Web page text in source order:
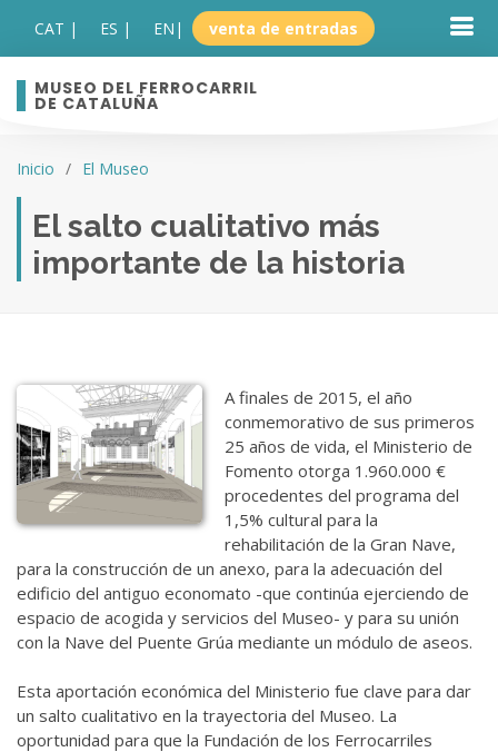
CAT | ES | EN | venta de entradas
MUSEO DEL FERROCARRIL
DE CATALUÑA
Inicio El Museo
El salto cualitativo más
importante de la historia
A finales de 2015, el año
conmemorativo de sus primeros
25 años de vida, el Ministerio de
Fomento otorga 1.960.000 €
procedentes del programa del
1,5% cultural para la
rehabilitación de la Gran Nave,
para la construcción de un anexo, para la adecuación del
edificio del antiguo economato -que continúa ejerciendo de
espacio de acogida y servicios del Museo- y para su unión
con la Nave del Puente Grúa mediante un módulo de aseos.
Esta aportación económica del Ministerio fue clave para dar
un salto cualitativo en la trayectoria del Museo. La
oportunidad para que la Fundación de los Ferrocarriles